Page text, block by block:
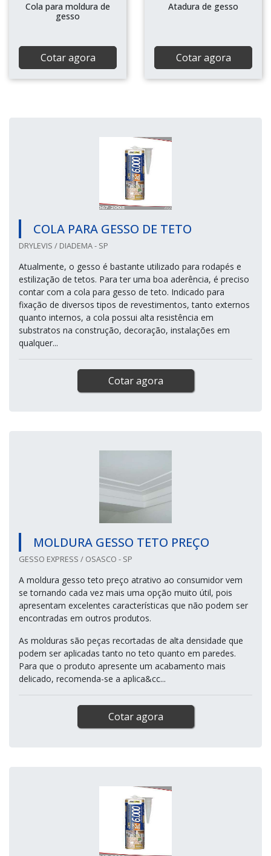
Cola para moldura de
gesso
Cotar agora
Atadura de gesso
Cotar agora
COLA PARA GESSO DE TETO
DRYLEVIS / DIADEMA - SP
Atualmente, o gesso é bastante utilizado para rodapés e
estilização de tetos. Para ter uma boa aderência, é preciso
contar com a cola para gesso de teto. Indicado para
fixação de diversos tipos de revestimentos, tanto externos
quanto internos, a cola possui alta resistência em
substratos na construção, decoração, instalações em
qualquer...
Cotar agora
MOLDURA GESSO TETO PREÇO
GESSO EXPRESS / OSASCO - SP
A moldura gesso teto preço atrativo ao consumidor vem
se tornando cada vez mais uma opção muito útil, pois
apresentam excelentes características que não podem ser
encontradas em outros produtos.
As molduras são peças recortadas de alta densidade que
podem ser aplicadas tanto no teto quanto em paredes.
Para que o produto apresente um acabamento mais
delicado, recomenda-se a aplica&cc...
Cotar agora